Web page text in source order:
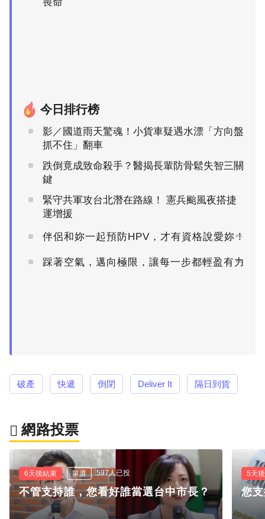
今日排行榜
影／國道雨天驚魂！小貨車疑遇水漂「方向盤
抓不住」翻車
跌倒竟成致命殺手？醫揭長輩防骨鬆失智三關
鍵
緊守共軍攻台北潛在路線！ 憲兵颱風夜搭捷
運增援
伴侶和妳一起預防HPV，才有資格說愛妳！
PR
踩著空氣，邁向極限，讓每一步都輕盈有力
PR
破產 快遞 倒閉 Deliver It 隔日到貨
網路投票
6天後結束 單選 597人已投
不管支持誰，您看好誰當選台中市長？
5天
您